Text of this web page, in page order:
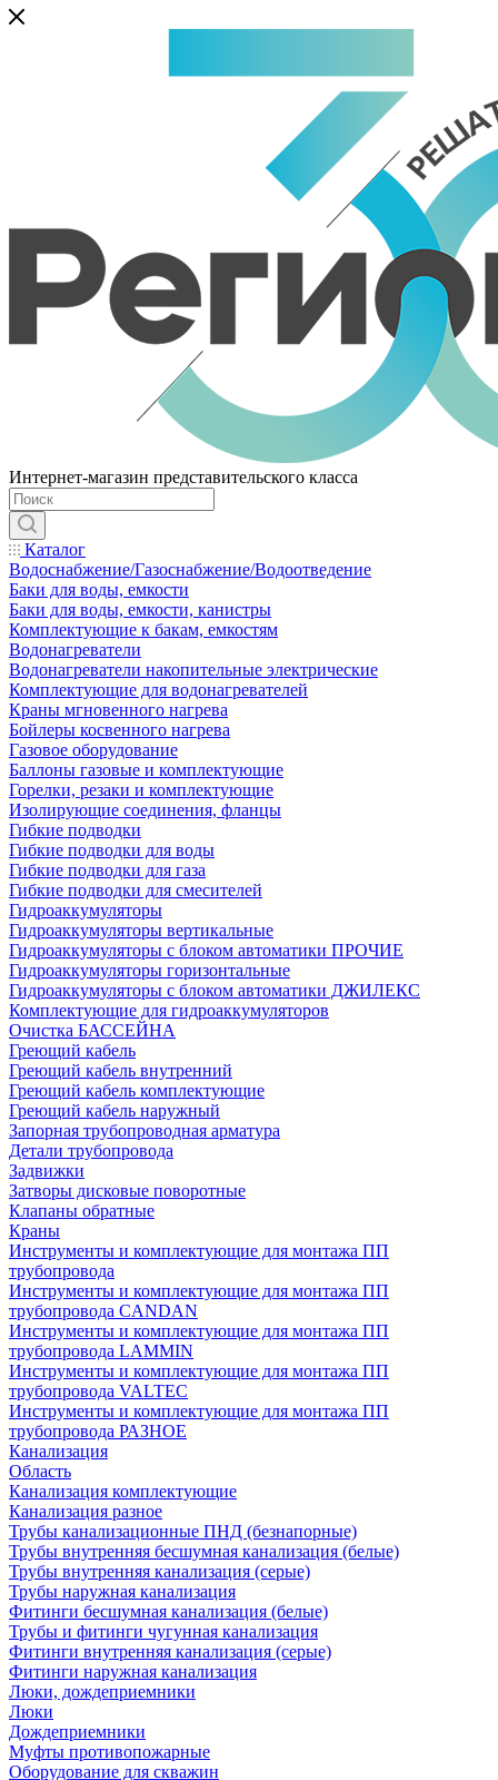
Интернет-магазин представительского класса
Каталог
Водоснабжение/Газоснабжение/Водоотведение
Баки для воды, емкости
Баки для воды, емкости, канистры
Комплектующие к бакам, емкостям
Водонагреватели
Водонагреватели накопительные электрические
Комплектующие для водонагревателей
Краны мгновенного нагрева
Бойлеры косвенного нагрева
Газовое оборудование
Баллоны газовые и комплектующие
Горелки, резаки и комплектующие
Изолирующие соединения, фланцы
Гибкие подводки
Гибкие подводки для воды
Гибкие подводки для газа
Гибкие подводки для смесителей
Гидроаккумуляторы
Гидроаккумуляторы вертикальные
Гидроаккумуляторы с блоком автоматики ПРОЧИЕ
Гидроаккумуляторы горизонтальные
Гидроаккумуляторы с блоком автоматики ДЖИЛЕКС
Комплектующие для гидроаккумуляторов
Очистка БАССЕЙНА
Греющий кабель
Греющий кабель внутренний
Греющий кабель комплектующие
Греющий кабель наружный
Запорная трубопроводная арматура
Детали трубопровода
Задвижки
Затворы дисковые поворотные
Клапаны обратные
Краны
Инструменты и комплектующие для монтажа ПП
трубопровода
Инструменты и комплектующие для монтажа ПП
трубопровода CANDAN
Инструменты и комплектующие для монтажа ПП
трубопровода LAMMIN
Инструменты и комплектующие для монтажа ПП
трубопровода VALTEC
Инструменты и комплектующие для монтажа ПП
трубопровода РАЗНОЕ
Канализация
Область
Канализация комплектующие
Канализация разное
Трубы канализационные ПНД (безнапорные)
Трубы внутренняя бесшумная канализация (белые)
Трубы внутренняя канализация (серые)
Трубы наружная канализация
Фитинги бесшумная канализация (белые)
Трубы и фитинги чугунная канализация
Фитинги внутренняя канализация (серые)
Фитинги наружная канализация
Люки, дождеприемники
Люки
Дождеприемники
Муфты противопожарные
Оборудование для скважин